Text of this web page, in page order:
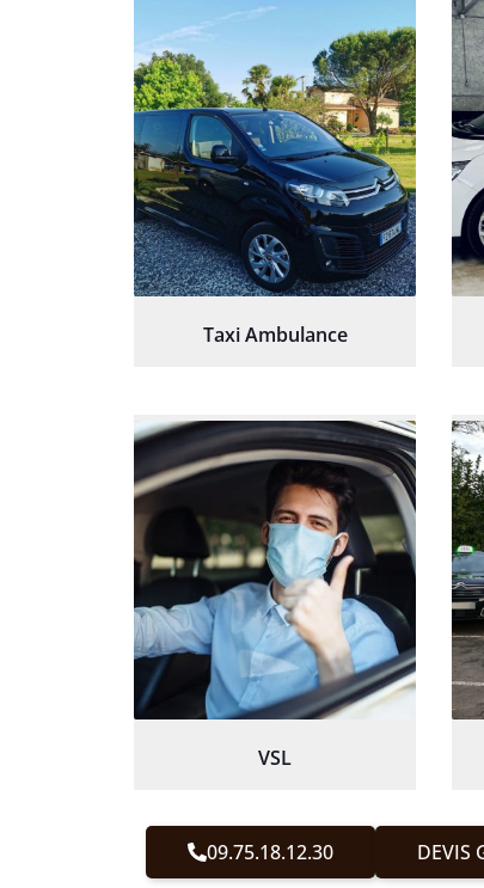
Taxi Ambulance
VSL
09.75.18.12.30 DEVIS